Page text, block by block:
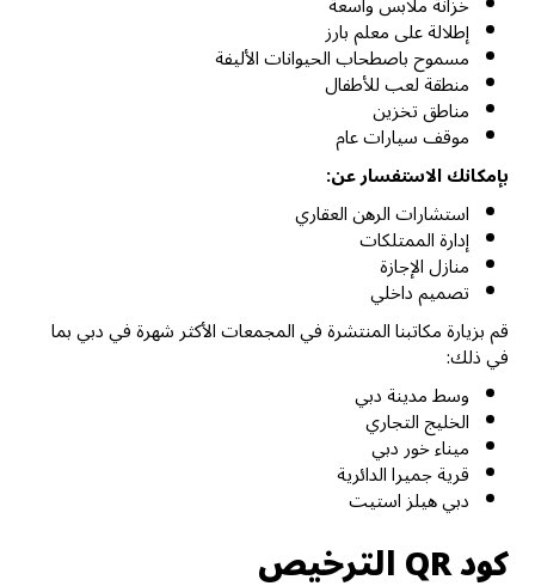
إطلالة على معلم بارز
مسموح باصطحاب الحيوانات الأليفة
منطقة لعب للأطفال
مناطق تخزين
موقف سيارات عام
بإمكانك الاستفسار عن:
استشارات الرهن العقاري
إدارة الممتلكات
منازل الإجازة
تصميم داخلي
قم بزيارة مكاتبنا المنتشرة في المجمعات الأكثر شهرة في دبي بما
في ذلك:
وسط مدينة دبي
الخليج التجاري
ميناء خور دبي
قرية جميرا الدائرية
دبي هيلز استيت
كود QR الترخيص